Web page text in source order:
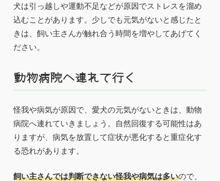
犬は引っ越しや運動不足などが原因でストレスを溜め
込むことがあります。少しでも元気がないと感じたと
きは、飼い主さんが触れ合う時間を増やしてあげてく
ださい。
動物病院へ連れて行く
怪我や病気が原因で、愛犬の元気がないときは、動物
病院へ連れていきましょう。自然回復する可能性はあ
りますが、病気を放置して症状が悪化すると重症化す
る恐れがあります。
飼い主さんでは判断できない怪我や病気は多いので、